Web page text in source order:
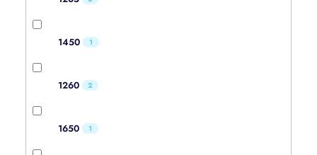
1450 1
1260 2
1650 1